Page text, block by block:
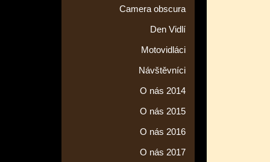
Camera obscura
Den Vidlí
Motovidláci
Návštěvníci
O nás 2014
O nás 2015
O nás 2016
O nás 2017